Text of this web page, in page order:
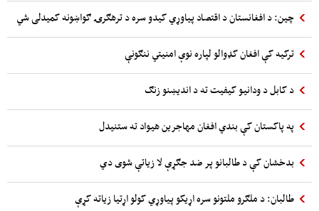
چین: د افغانستان د اقتصاد پیاوړي کیدو سره د ترهګرۍ ګواښونه کمیدلی شي
ترکیه کې افغان کډوالو لپاره نوې امنیتي ننګونې
د کابل د ودانیو کیفیت ته د اندیښنو زنګ
په پاکستان کې بندي افغان مهاجرین هیواد ته ستنیدل
بدخشان کې د طالبانو پر ضد جګړې لا زیاتې شوی دي
طالبان: د ملګرو ملتونو سره اړیکو پیاوړي کولو اړتیا زیاته کړې